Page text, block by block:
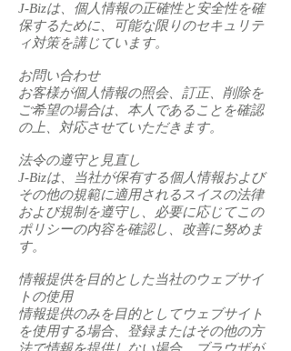
J-Bizは、個人情報の正確性と安全性を確
保するために、可能な限りのセキュリテ
ィ対策を講じています。
お問い合わせ
お客様が個人情報の照会、訂正、削除を
ご希望の場合は、本人であることを確認
の上、対応させていただきます。
法令の遵守と見直し
J-Bizは、当社が保有する個人情報および
その他の規範に適用されるスイスの法律
および規制を遵守し、必要に応じてこの
ポリシーの内容を確認し、改善に努めま
す。
情報提供を目的とした当社のウェブサイ
トの使用
情報提供のみを目的としてウェブサイト
を使用する場合、登録またはその他の方